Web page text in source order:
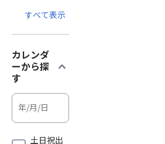
すべて表示
カレンダ
ーから探
す
expand_more
土日祝出